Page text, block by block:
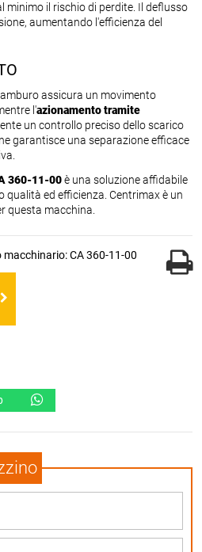
minimo il rischio di perdite. Il deflusso
aumentando l'efficienza del
assicura un movimento
l'azionamento tramite
un controllo preciso dello scarico
garantisce una separazione efficace
360-11-00è una soluzione affidabile
qualità ed efficienza. Centrimax è un
questa macchina.
CA 360-11-00